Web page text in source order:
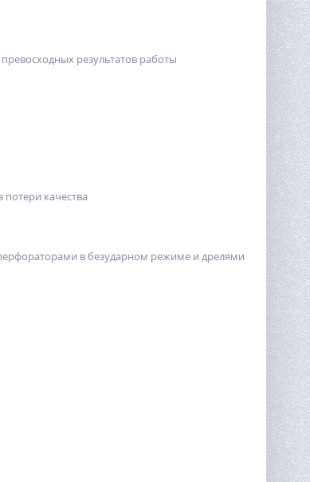
результатов работы
потери качества
в безударном режиме и дрелями